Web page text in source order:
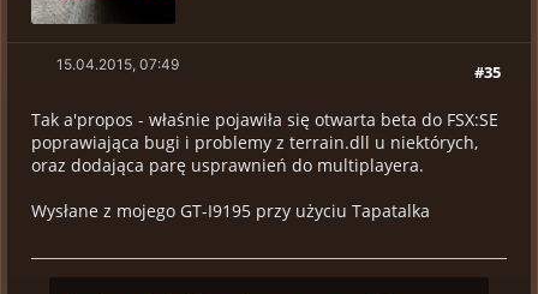
#35
15.04.2015, 07:49
Tak a'propos - właśnie pojawiła się otwarta beta do FSX:SE
poprawiająca bugi i problemy z terrain.dll u niektórych,
oraz dodająca parę usprawnień do multiplayera.
Wysłane z mojego GT-I9195 przy użyciu Tapatalka